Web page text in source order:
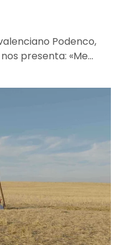
Podenco,
presenta: «Me…